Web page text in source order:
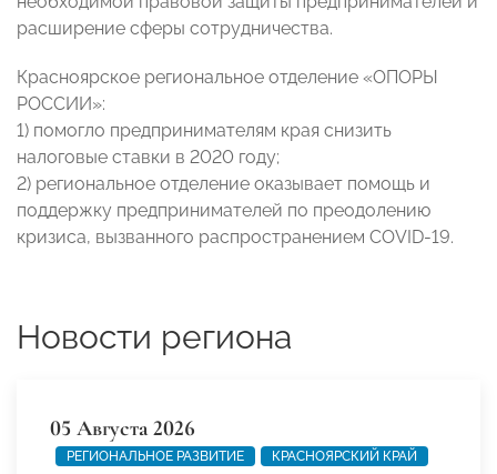
расширение сферы сотрудничества.
Красноярское региональное отделение «ОПОРЫ
РОССИИ»:
1) помогло предпринимателям края снизить
налоговые ставки в 2020 году;
2) региональное отделение оказывает помощь и
поддержку предпринимателей по преодолению
кризиса, вызванного распространением COVID-19.
Новости региона
05 Августа 2026
РЕГИОНАЛЬНОЕ РАЗВИТИЕ КРАСНОЯРСКИЙ КРАЙ